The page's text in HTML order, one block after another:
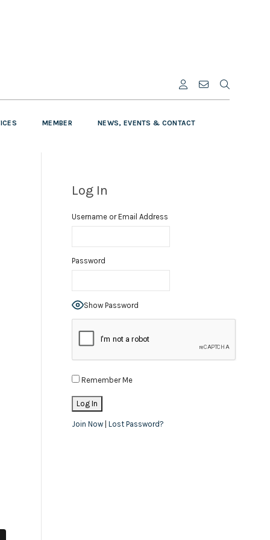
MEMBER NEWS, EVENTS & CONTACT
Log In
Username or Email Address
Password
Show Password
Remember Me
Join Now| Lost Password?